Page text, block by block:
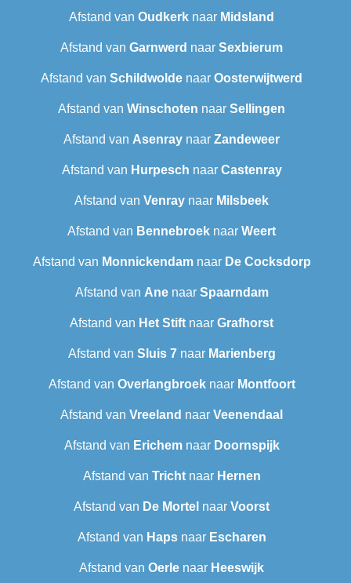
Afstand van Oudkerk naar Midsland
Afstand van Garnwerd naar Sexbierum‎
Afstand van Schildwolde naar Oosterwijtwerd
Afstand van Winschoten naar Sellingen
Afstand van Asenray naar Zandeweer
Afstand van Hurpesch naar Castenray
Afstand van Venray naar Milsbeek
Afstand van Bennebroek naar Weert
Afstand van Monnickendamnaar De Cocksdorp
Afstand van Anenaar Spaarndam
Afstand van Het Stift naar Grafhorst
Afstand van Sluis 7naar Marienberg
Afstand van Overlangbroeknaar Montfoort
Afstand van Vreeland naar Veenendaal
Afstand van Erichemnaar Doornspijk
Afstand van Trichtnaar Hernen
Afstand van De Mortel naar Voorst
Afstand van Hapsnaar Escharen
Afstand van Oerle naar Heeswijk